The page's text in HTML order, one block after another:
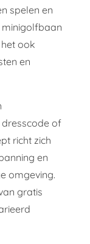
spelen en
minigolfbaan
ook
en
of
richt zich
en
omgeving.
gratis